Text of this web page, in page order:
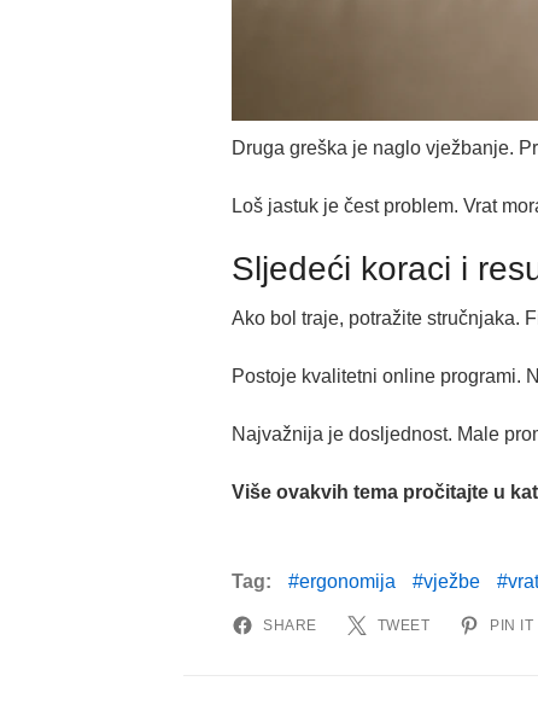
Druga greška je naglo vježbanje.
Loš jastuk je čest problem. Vrat
Sljedeći koraci i
Ako bol traje, potražite stručnjaka.
Postoje kvalitetni online programi.
Najvažnija je dosljednost. Male
Više ovakvih tema pročitajte u
Tag: ergonomija vježbe vrat
SHARE TWEET PIN IT